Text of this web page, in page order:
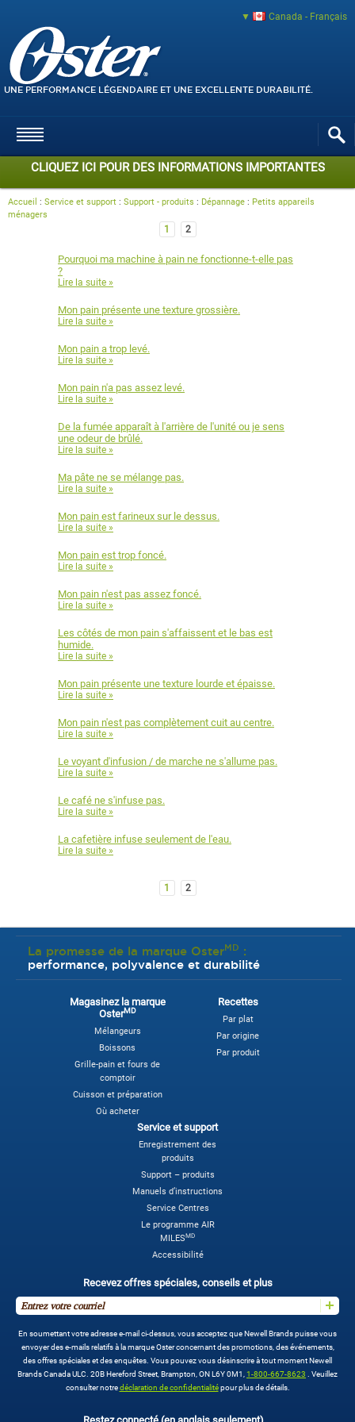
Canada - Français
UNE PERFORMANCE LÉGENDAIRE ET UNE EXCELLENTE DURABILITÉ.
CLIQUEZ ICI POUR DES INFORMATIONS IMPORTANTES
Accueil : Service et support : Support - produits : Dépannage : Petits appareils
ménagers
1 2
Pourquoi ma machine à pain ne fonctionne-t-elle pas
?
Lire la suite »
Mon pain présente une texture grossière.
Lire la suite »
Mon pain a trop levé.
Lire la suite »
Mon pain n'a pas assez levé.
Lire la suite »
De la fumée apparaît à l'arrière de l'unité ou je sens
une odeur de brûlé.
Lire la suite »
Ma pâte ne se mélange pas.
Lire la suite »
Mon pain est farineux sur le dessus.
Lire la suite »
Mon pain est trop foncé.
Lire la suite »
Mon pain n'est pas assez foncé.
Lire la suite »
Les côtés de mon pain s'affaissent et le bas est
humide.
Lire la suite »
Mon pain présente une texture lourde et épaisse.
Lire la suite »
Mon pain n'est pas complètement cuit au centre.
Lire la suite »
Le voyant d'infusion / de marche ne s'allume pas.
Lire la suite »
Le café ne s'infuse pas.
Lire la suite »
La cafetière infuse seulement de l'eau.
Lire la suite »
1 2
La promesse de la marque OsterMD :
performance, polyvalence et durabilité
Magasinez la marque
OsterMD
Mélangeurs
Boissons
Grille-pain et fours de
comptoir
Cuisson et préparation
Où acheter
Recettes
Par plat
Par origine
Par produit
Service et support
Enregistrement des
produits
Support – produits
Manuels d’instructions
Service Centres
Le programme AIR
MILESMD
Accessibilité
Recevez offres spéciales, conseils et plus
En soumettant votre adresse e-mail ci-dessus, vous acceptez que Newell Brands puisse vous
envoyer des e-mails relatifs à la marque Oster concernant des promotions, des événements,
des offres spéciales et des enquêtes. Vous pouvez vous désinscrire à tout moment Newell
Brands Canada ULC. 20B Hereford Street, Brampton, ON L6Y 0M1, 1-800-667-8623
. Veuillez
consulter notre déclaration de confidentialité pour plus de détails.